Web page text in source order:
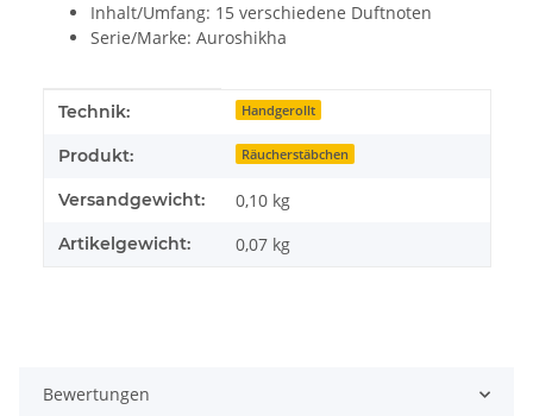
Inhalt/Umfang: 15 verschiedene Duftnoten
Serie/Marke: Auroshikha
Produkteigenschaft
Wert
Technik: Handgerollt
Produkt: Räucherstäbchen
Versandgewicht: 0,10 kg
Artikelgewicht: 0,07 kg
Bewertungen